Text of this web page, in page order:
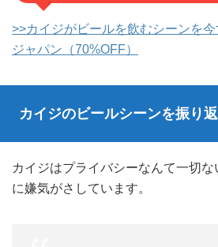
>>カイジがビールを飲むシーンを
ジャパン（70%OFF）
カイジのビールシーンを振り
カイジはプライバシーなんて一切
に嫌気がさしています。